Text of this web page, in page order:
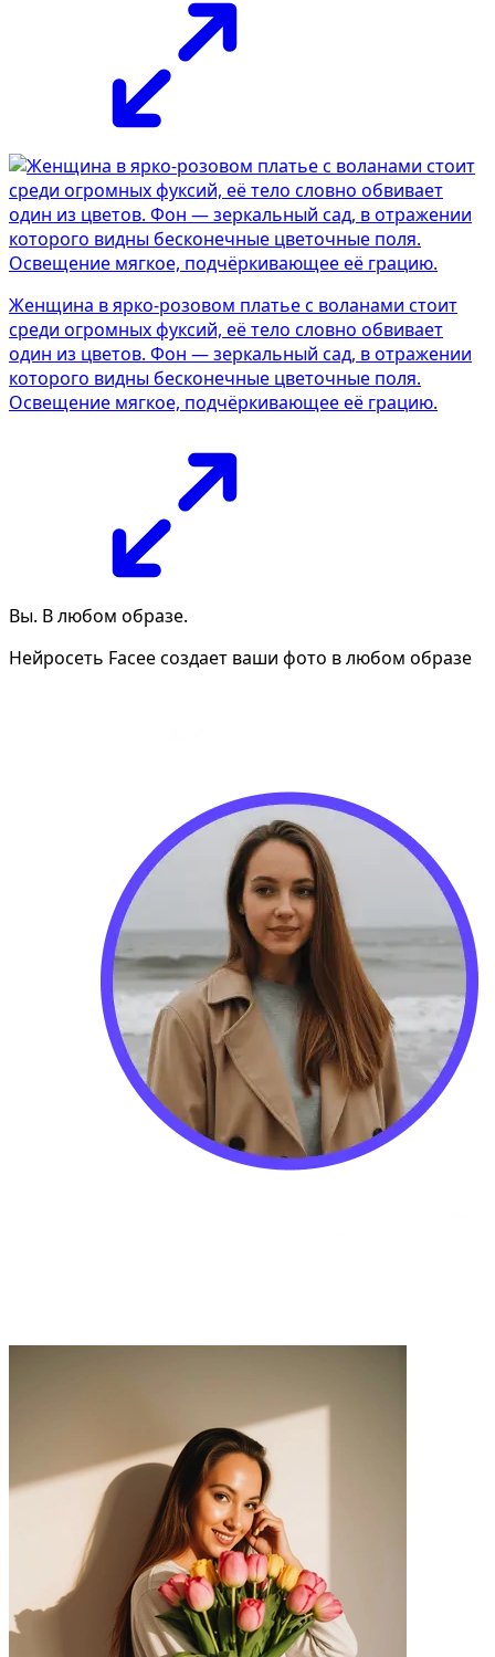
Женщина в ярко-розовом платье с воланами стоит
среди огромных фуксий, её тело словно обвивает
один из цветов. Фон — зеркальный сад, в отражении
которого видны бесконечные цветочные поля.
Освещение мягкое, подчёркивающее её грацию.
Вы. В любом образе.
Нейросеть Facee создает ваши фото в любом образе